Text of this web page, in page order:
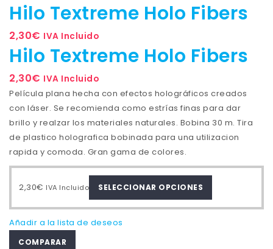
se
en
página
de
producto
Hilo Textreme Holo Fibers
2,30€ IVA Incluido
Hilo Textreme Holo Fibers
2,30€ IVA Incluido
Película plana hecha con efectos holográficos creados
con láser. Se recomienda como estrías finas para dar
brillo y realzar los materiales naturales. Bobina 30 m. Tira
de plastico holografica bobinada para una utilizacion
rapida y comoda. Gran gama de colores.
2,30€ IVA Incluido SELECCIONAR OPCIONES
tiene
Añadir a la lista de deseos
COMPARAR